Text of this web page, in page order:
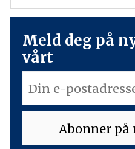
Meld deg på
vårt